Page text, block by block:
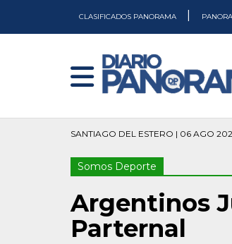
CLASIFICADOS PANORAMA
SANTIAGO DEL ESTERO | 06 AGO
Somos Deporte
Argentinos
Parternal